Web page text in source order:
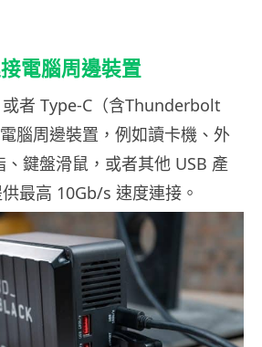
電腦周邊裝置
者 Type-C（含Thunderbolt
腦周邊裝置，例如讀卡機、外
、鍵盤滑鼠，或者其他 USB 產
最高 10Gb/s 速度連接。